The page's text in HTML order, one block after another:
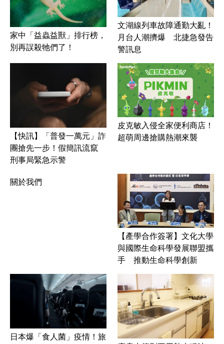
家中「益蟲益獸」排行榜，
別再誤殺牠們了！
文湖線列車故障通勤大亂！
月台人潮擠爆 北捷急發告
警訊息
【快訊】「普發一萬元」詐
團搶先一步！假簡訊流竄
刑事局緊急示警
皮克敏入侵全家便利商店！
超萌周邊搶購熱潮來襲
關於我們
【產學合作簽署】文化大學
與國際生命科學發展聯盟攜
手 推動生命科學創新
日本爆「食人菌」疫情！旅